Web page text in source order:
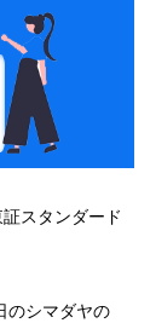
スタンダード
のシマダヤの